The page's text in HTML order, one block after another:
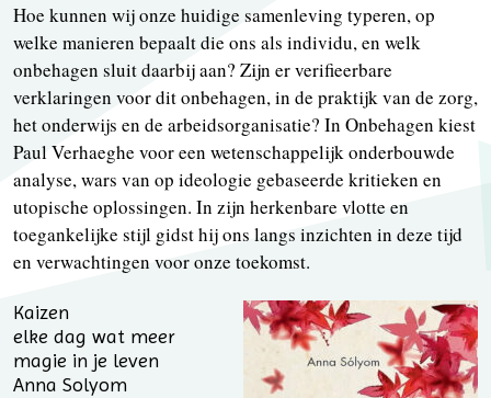
Hoe kunnen wij onze huidige samenleving typeren, op
welke manieren bepaalt die ons als individu, en welk
onbehagen sluit daarbij aan? Zijn er verifieerbare
verklaringen voor dit onbehagen, in de praktijk van de zorg,
het onderwijs en de arbeidsorganisatie? In Onbehagen kiest
Paul Verhaeghe voor een wetenschappelijk onderbouwde
analyse, wars van op ideologie gebaseerde kritieken en
utopische oplossingen. In zijn herkenbare vlotte en
toegankelijke stijl gidst hij ons langs inzichten in deze tijd
en verwachtingen voor onze toekomst.
Kaizen
elke dag wat meer
magie in je leven
Anna Solyom